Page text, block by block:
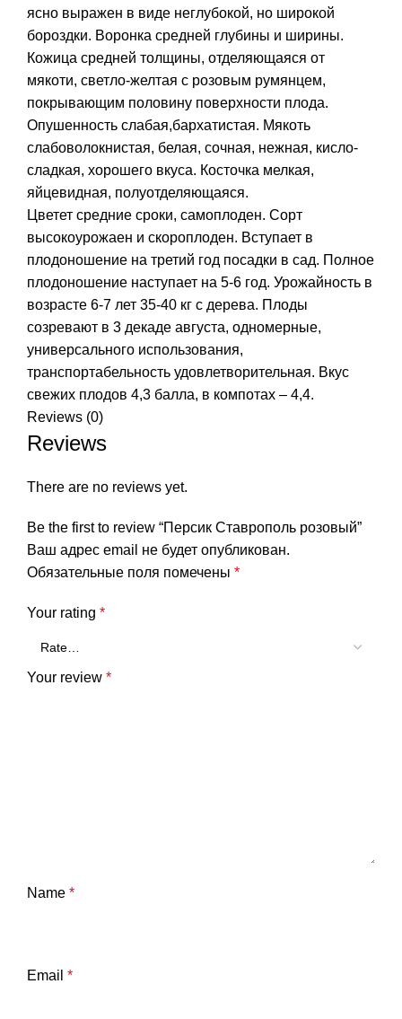
ясно выражен в виде неглубокой, но широкой
бороздки. Воронка средней глубины и ширины.
Кожица средней толщины, отделяющаяся от
мякоти, светло-желтая с розовым румянцем,
покрывающим половину поверхности плода.
Опушенность слабая,бархатистая. Мякоть
слабоволокнистая, белая, сочная, нежная, кисло-
сладкая, хорошего вкуса. Косточка мелкая,
яйцевидная, полуотделяющаяся.
Цветет средние сроки, самоплоден. Сорт
высокоурожаен и скороплоден. Вступает в
плодоношение на третий год посадки в сад. Полное
плодоношение наступает на 5-6 год. Урожайность в
возрасте 6-7 лет 35-40 кг с дерева. Плоды
созревают в 3 декаде августа, одномерные,
универсального использования,
транспортабельность удовлетворительная. Вкус
свежих плодов 4,3 балла, в компотах – 4,4.
Reviews (0)
Reviews
There are no reviews yet.
Be the first to review “Персик Ставрополь розовый”
Ваш адрес email не будет опубликован.
Обязательные поля помечены *
Your rating *
Your review *
Name *
Email *